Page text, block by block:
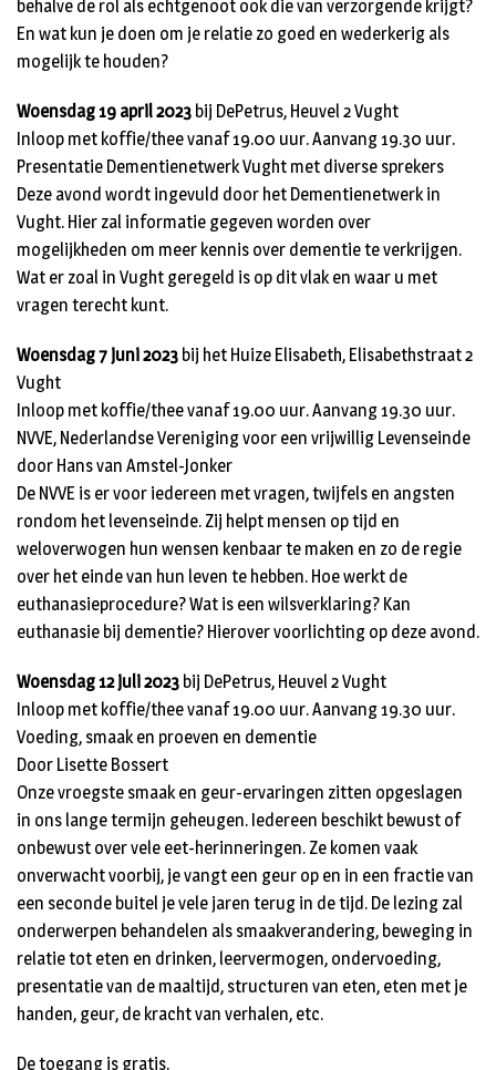
behalve de rol als echtgenoot ook die van verzorgende krijgt?
En wat kun je doen om je relatie zo goed en wederkerig als
mogelijk te houden?
Woensdag 19 april 2023 bij DePetrus, Heuvel 2 Vught
Inloop met koffie/thee vanaf 19.00 uur. Aanvang 19.30 uur.
Presentatie Dementienetwerk Vught met diverse sprekers
Deze avond wordt ingevuld door het Dementienetwerk in
Vught. Hier zal informatie gegeven worden over
mogelijkheden om meer kennis over dementie te verkrijgen.
Wat er zoal in Vught geregeld is op dit vlak en waar u met
vragen terecht kunt.
Woensdag 7 juni 2023 bij het Huize Elisabeth, Elisabethstraat 2
Vught
Inloop met koffie/thee vanaf 19.00 uur. Aanvang 19.30 uur.
NVVE, Nederlandse Vereniging voor een vrijwillig Levenseinde
door Hans van Amstel-Jonker
De NVVE is er voor iedereen met vragen, twijfels en angsten
rondom het levenseinde. Zij helpt mensen op tijd en
weloverwogen hun wensen kenbaar te maken en zo de regie
over het einde van hun leven te hebben. Hoe werkt de
euthanasieprocedure? Wat is een wilsverklaring? Kan
euthanasie bij dementie? Hierover voorlichting op deze avond.
Woensdag 12 juli 2023 bij DePetrus, Heuvel 2 Vught
Inloop met koffie/thee vanaf 19.00 uur. Aanvang 19.30 uur.
Voeding, smaak en proeven en dementie
Door Lisette Bossert
Onze vroegste smaak en geur-ervaringen zitten opgeslagen
in ons lange termijn geheugen. Iedereen beschikt bewust of
onbewust over vele eet-herinneringen. Ze komen vaak
onverwacht voorbij, je vangt een geur op en in een fractie van
een seconde buitel je vele jaren terug in de tijd. De lezing zal
onderwerpen behandelen als smaakverandering, beweging in
relatie tot eten en drinken, leervermogen, ondervoeding,
presentatie van de maaltijd, structuren van eten, eten met je
handen, geur, de kracht van verhalen, etc.
De toegang is gratis.